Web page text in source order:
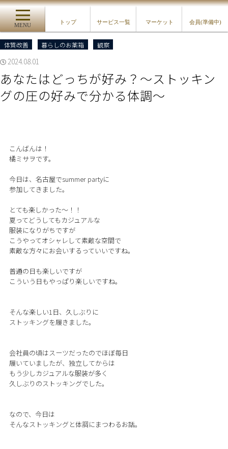
MENU
トップ サービス一覧 マーケット 会員(準備中)
体質改善 暮らしのお薬箱 観察
2024.08.01
あなたはどっちが好み？〜ストッキン
グの圧の好みで分かる体調〜 ⁡
こんばんは！
橘ミサヲです。
今日は、名古屋でsummer partyに
参加してきました。
とても楽しかった〜！！
夏ってどうしてもカジュアルな
服装になりがちですが
こうやってオシャレして素敵な空間で
素敵な方々にお会いするっていいですね。
普通の日も楽しいですが
こういう日もやっぱり楽しいですね。
そんな楽しい1日、久しぶりに
ストッキングを履きました。
会社員の頃はスーツだったのでほぼ毎日
履いていましたが、独立してからは
もう少しカジュアルな服装が多く
久しぶりのストッキングでした。
なので、今日は
そんなストッキングと体調にまつわるお話。